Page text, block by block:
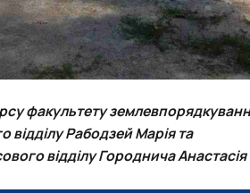
факультету
відділу Рабодзей Марія та
відділу Городнича Анастасія